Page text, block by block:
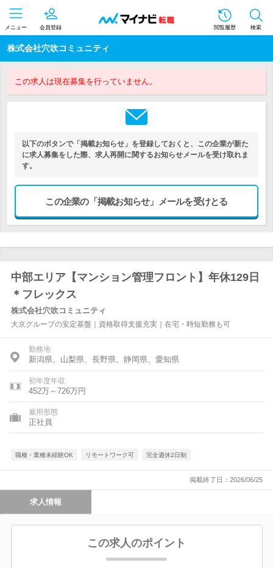
メニュー 会員登録 閲覧履歴 検索
株式会社穴吹コミュニティ
この求人は現在募集を行っていません。
以下のボタンで「掲載お知らせ」を登録しておくと、この企業が新た
に求人募集をした際、求人再開に関するお知らせメールを受け取れま
す。
この企業の「掲載お知らせ」メールを受けとる
中部エリア【マンション管理フロント】年休129日
＊フレックス
株式会社穴吹コミュニティ
大京グループの安定基盤｜資格取得支援充実｜在宅・時短勤務も可
勤務地
新潟県、山梨県、長野県、静岡県、愛知県
初年度年収
452万～726万円
雇用形態
正社員
職種・業種未経験OK リモートワーク可 完全週休2日制
掲載終了日：2026/06/25
求人情報
この求人のポイント